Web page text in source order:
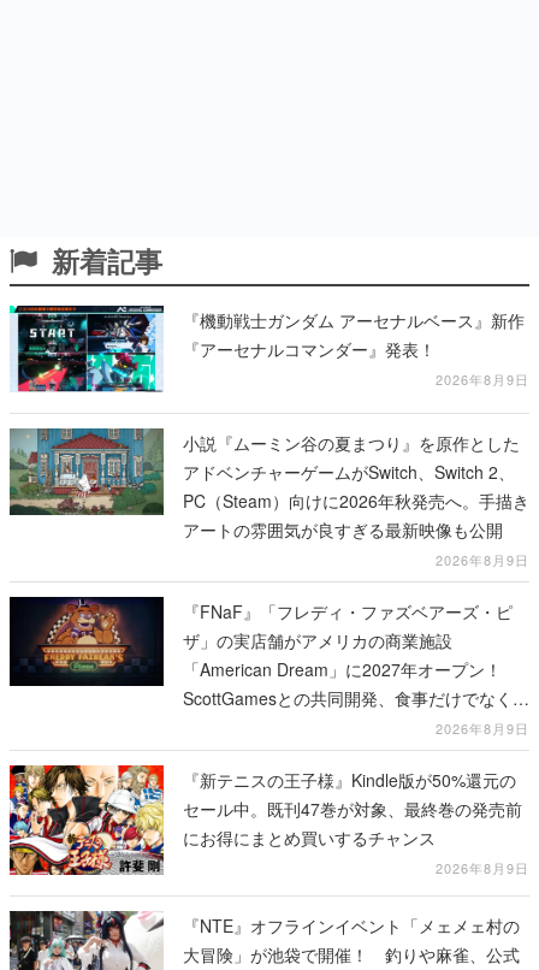
新着記事
『機動戦士ガンダム アーセナルベース』新作
『アーセナルコマンダー』発表！
2026年8月9日
小説『ムーミン谷の夏まつり』を原作とした
アドベンチャーゲームがSwitch、Switch 2、
PC（Steam）向けに2026年秋発売へ。手描き
アートの雰囲気が良すぎる最新映像も公開
2026年8月9日
『FNaF』「フレディ・ファズベアーズ・ピ
ザ」の実店舗がアメリカの商業施設
「American Dream」に2027年オープン！
ScottGamesとの共同開発、食事だけでなくス
テージショーや没入型のホラー体験も楽しめ
る
2026年8月9日
『新テニスの王子様』Kindle版が50%還元の
セール中。既刊47巻が対象、最終巻の発売前
にお得にまとめ買いするチャンス
2026年8月9日
『NTE』オフラインイベント「メェメェ村の
大冒険」が池袋で開催！ 釣りや麻雀、公式